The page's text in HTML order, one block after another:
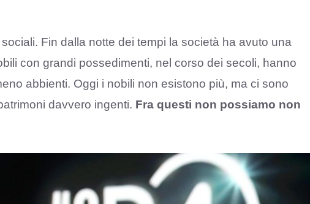
Fin dalla notte dei tempi la società ha avuto una
con grandi possedimenti, nel corso dei secoli, hanno
abbienti. Oggi i nobili non esistono più, ma ci sono
davvero ingenti. Fra questi non possiamo non